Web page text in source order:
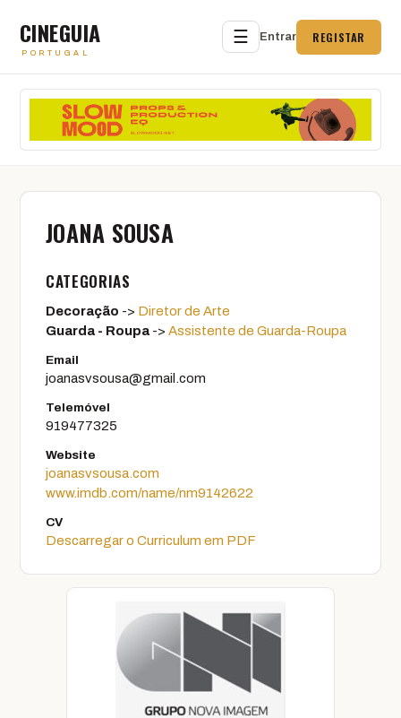
CINEGUIA
PORTUGAL
☰ Entrar REGISTAR
JOANA SOUSA
CATEGORIAS
Decoração -> Diretor de Arte
Guarda - Roupa -> Assistente de Guarda-Roupa
Email
joanasvsousa@gmail.com
Telemóvel
919477325
Website
joanasvsousa.com
www.imdb.com/name/nm9142622
CV
Descarregar o Curriculum em PDF